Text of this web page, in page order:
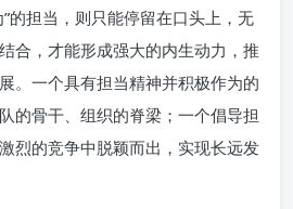
的担当，则只能停留在口头上，无
合，才能形成强大的内生动力，推
。一个具有担当精神并积极作为的
的骨干、组织的脊梁；一个倡导担
烈的竞争中脱颖而出，实现长远发